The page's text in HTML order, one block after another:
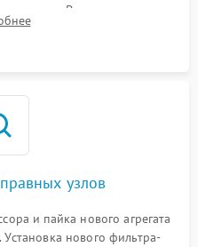
Ремонт или замена
сбоях алгоритмов.
узлов
и пайка нового агрегата
нового фильтра-